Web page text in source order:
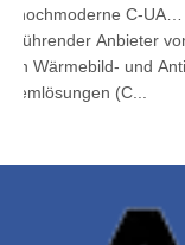
Argutec stellt hochmoderne C-UAS und Wärmetechnik in Kuala Lumpur vor
Anbieter von
Wärmebild- und Anti-
(C...